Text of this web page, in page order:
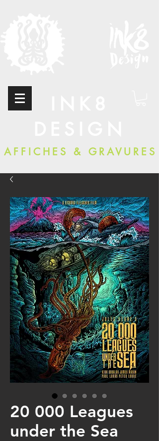
AFFICHES & GRAVURES
20 000 Leagues
under the Sea